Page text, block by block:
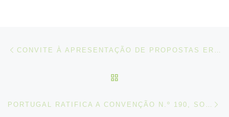
Post navigation